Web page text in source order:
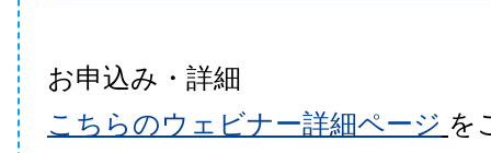
お申込み・詳細
こちらのウェビナー詳細ページ を